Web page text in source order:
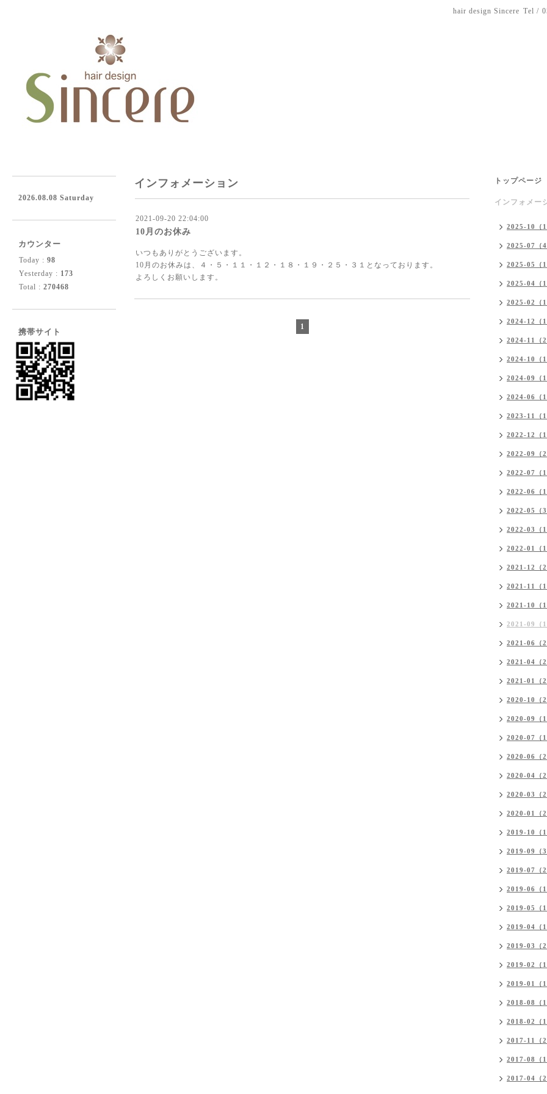
hair design Sincere Tel /
インフォメーション
2021-09-20 22:04:00
10月のお休み
いつもありがとうございます。
10月のお休みは、４・５・１１・１２・１８・１９・２５・３１となっております。
よろしくお願いします。
1
トップページ
インフォメー
2025-10（1
2025-07（4
2025-05（1
2025-04（1
2025-02（1
2024-12（1
2024-11（2
2024-10（1
2024-09（1
2024-06（1
2023-11（1
2022-12（1
2022-09（2
2022-07（1
2022-06（1
2022-05（3
2022-03（1
2022-01（1
2021-12（2
2021-11（1
2021-10（1
2021-09（1
2021-06（2
2021-04（2
2021-01（2
2020-10（2
2020-09（1
2020-07（1
2020-06（2
2020-04（2
2020-03（2
2020-01（2
2019-10（1
2019-09（3
2019-07（2
2019-06（1
2019-05（1
2019-04（1
2019-03（2
2019-02（1
2019-01（1
2018-08（1
2018-02（1
2017-11（2
2017-08（1
2017-04（2
2026.08.08 Saturday
カウンター
Today : 98
Yesterday : 173
Total : 270468
携帯サイト